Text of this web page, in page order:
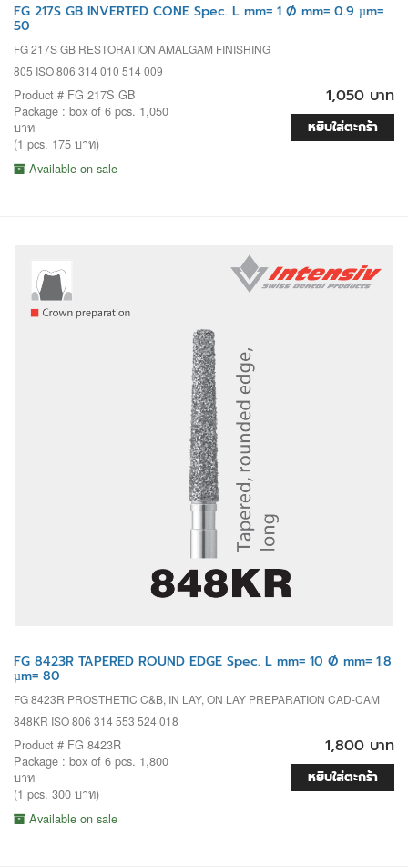
FG 217S GB INVERTED CONE Spec. L mm= 1 Ø mm= 0.9 µm=
50
FG 217S GB RESTORATION AMALGAM FINISHING
805 ISO 806 314 010 514 009
Product # FG 217S GB
Package : box of 6 pcs. 1,050
บาท
(1 pcs. 175 บาท)
Available on sale
1,050 บาท
หยิบใส่ตะกร้า
FG 8423R TAPERED ROUND EDGE Spec. L mm= 10 Ø mm= 1.8
µm= 80
FG 8423R PROSTHETIC C&B, IN LAY, ON LAY PREPARATION CAD-CAM
848KR ISO 806 314 553 524 018
Product # FG 8423R
Package : box of 6 pcs. 1,800
บาท
(1 pcs. 300 บาท)
Available on sale
1,800 บาท
หยิบใส่ตะกร้า